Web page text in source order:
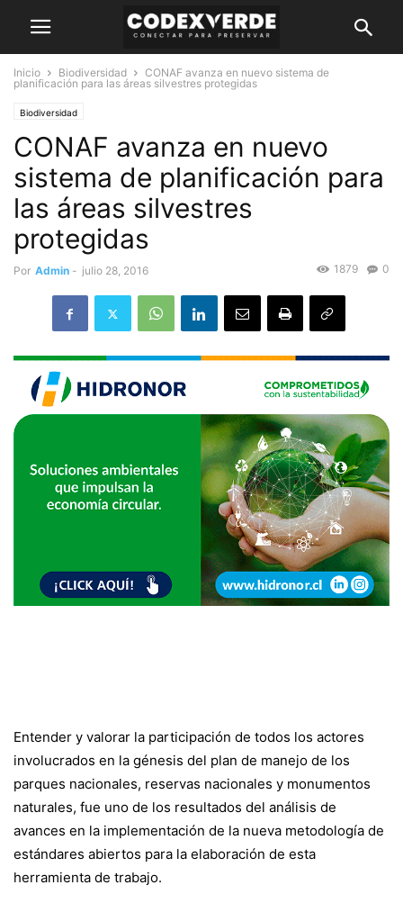
Inicio Biodiversidad
CONAF avanza en nuevo sistema de
planificación para las áreas silvestres protegidas
Biodiversidad
CONAF avanza en nuevo
sistema de planificación para
las áreas silvestres
protegidas
Por Admin - julio 28, 2016 0
1879
Entender y valorar la participación de todos los actores
involucrados en la génesis del plan de manejo de los
parques nacionales, reservas nacionales y monumentos
naturales, fue uno de los resultados del análisis de
avances en la implementación de la nueva metodología de
estándares abiertos para la elaboración de esta
herramienta de trabajo.